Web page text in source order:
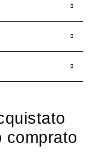
comprato